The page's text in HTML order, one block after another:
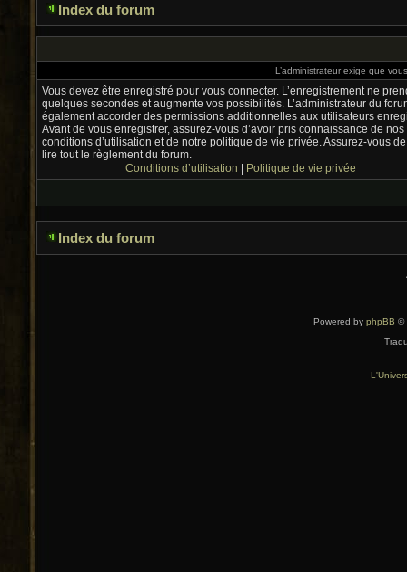
Index du forum
L’administrateur exige que
Vous devez être enregistré pour vous connecter. L’enregistrement ne
quelques secondes et augmente vos possibilités. L’administrateur du
également accorder des permissions additionnelles aux utilisateurs
Avant de vous enregistrer, assurez-vous d’avoir pris connaissance de nos
conditions d’utilisation et de notre politique de vie privée. Assurez-vous
lire tout le règlement du forum.
Conditions d’utilisation
Politique de vie privée
Index du forum
Powered by phpBB ©